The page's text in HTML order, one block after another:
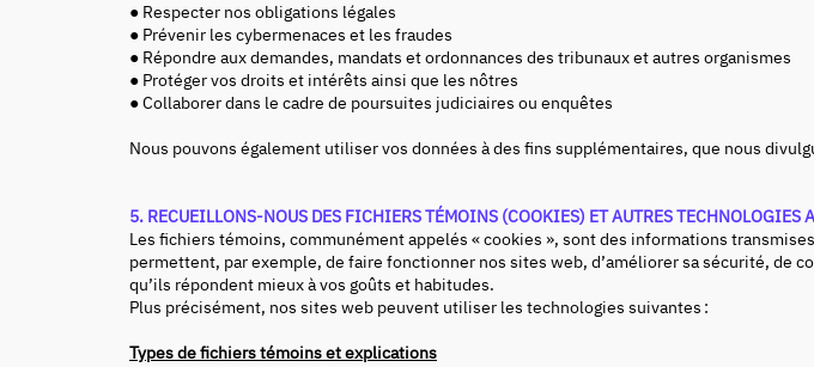
● Respecter nos obligations légales
● Prévenir les cybermenaces et les fraudes
● Répondre aux demandes, mandats et ordonnances des tribunaux et autres organismes
● Protéger vos droits et intérêts ainsi que les nôtres
● Collaborer dans le cadre de poursuites judiciaires ou enquêtes
Nous pouvons également utiliser vos données à des fins supplémentaires, que nous
5. RECUEILLONS-NOUS DES FICHIERS TÉMOINS (COOKIES) ET AUTRES TECHNOLOGIES
Les fichiers témoins, communément appelés « cookies », sont des informations
permettent, par exemple, de faire fonctionner nos sites web, d’améliorer sa sécurité, de
qu’ils répondent mieux à vos goûts et habitudes.
Plus précisément, nos sites web peuvent utiliser les technologies suivantes :
Types de fichiers témoins et explications